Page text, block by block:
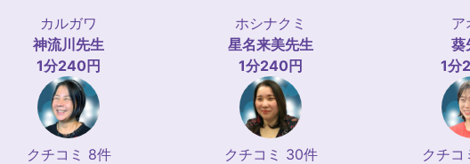
カルガワ
神流川先生
1分240円
クチコミ 8件
ホシナクミ
星名来美先生
1分240円
クチコミ 30件
ア
葵
1分
クチ